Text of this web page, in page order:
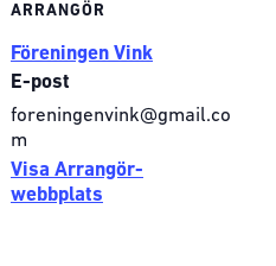
ARRANGÖR
Föreningen Vink
E-post
foreningenvink@gmail.co
m
Visa Arrangör-
webbplats